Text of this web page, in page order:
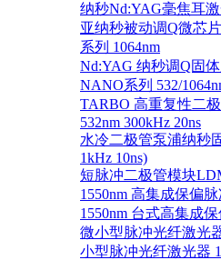
纳秒Nd:YAG毫焦耳
亚纳秒被动调Q微芯
系列 1064nm
Nd:YAG 纳秒调Q固
NANO系列 532/
TARBO 高重复性二
532nm 300kHz 20ns
水冷二极管泵浦纳秒
1kHz 10ns)
短脉冲二极管模块
1550nm 高集成保偏
1550nm 台式高集成
微小型脉冲光纤激光
小型脉冲光纤激光器